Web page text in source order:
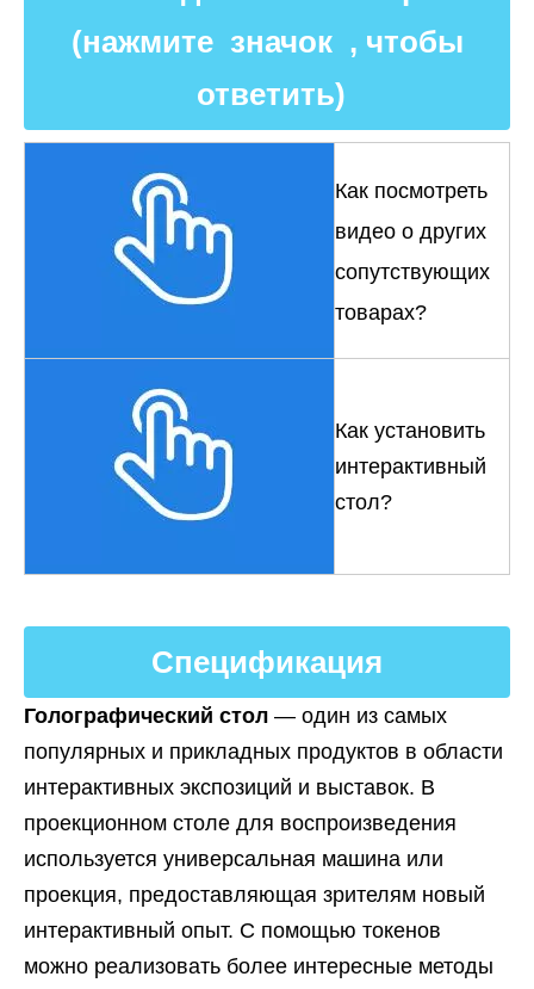
(нажмите значок , чтобы
ответить)
Как посмотреть
видео о других
сопутствующих
товарах?
Как установить
интерактивный
стол?
Спецификация
Голографический стол — один из самых
популярных и прикладных продуктов в области
интерактивных экспозиций и выставок. В
проекционном столе для воспроизведения
используется универсальная машина или
проекция, предоставляющая зрителям новый
интерактивный опыт. С помощью токенов
можно реализовать более интересные методы